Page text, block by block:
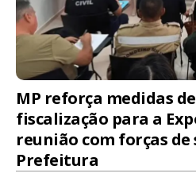
MP reforça medidas
fiscalização para a
reunião com forças de
Prefeitura